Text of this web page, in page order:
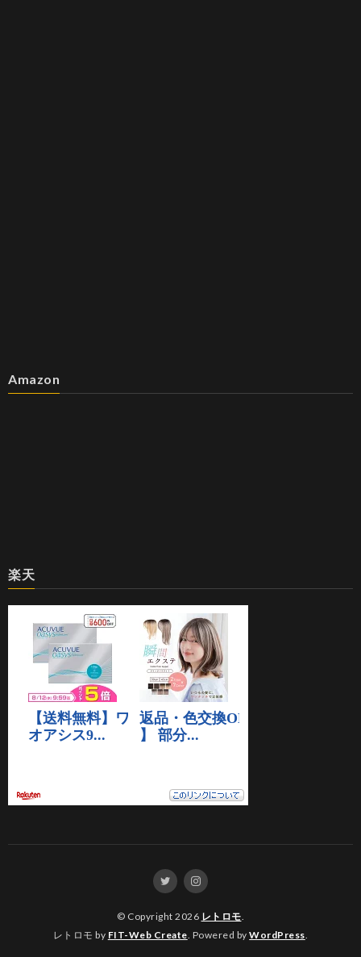
Amazon
楽天
© Copyright 2026 レトロモ
レトロモ by FIT-Web Create . Powered byWordPress